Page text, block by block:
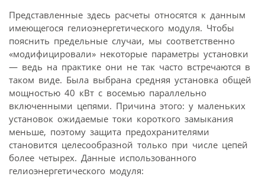
Представленные здесь расчеты относятся к данным
имеющегося гелиоэнергетического модуля. Чтобы
пояснить предельные случаи, мы соответственно
«модифицировали» некоторые параметры установки
— ведь на практике они не так часто встречаются в
таком виде. Была выбрана средняя установка общей
мощностью 40 кВт с восемью параллельно
включенными цепями. Причина этого: у маленьких
установок ожидаемые токи короткого замыкания
меньше, поэтому защита предохранителями
становится целесообразной только при числе цепей
более четырех. Данные использованного
гелиоэнергетического модуля: